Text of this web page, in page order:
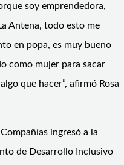
soy emprendedora,
Antena, todo esto me
en popa, es muy bueno
como mujer para sacar
que hacer”, afirmó Rosa
ingresó a la
de Desarrollo Inclusivo